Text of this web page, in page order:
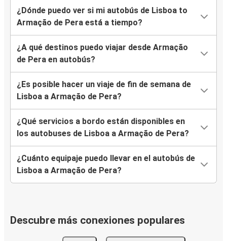
¿Dónde puedo ver si mi autobús de Lisboa to
Armação de Pera está a tiempo?
¿A qué destinos puedo viajar desde Armação
de Pera en autobús?
¿Es posible hacer un viaje de fin de semana de
Lisboa a Armação de Pera?
¿Qué servicios a bordo están disponibles en
los autobuses de Lisboa a Armação de Pera?
¿Cuánto equipaje puedo llevar en el autobús de
Lisboa a Armação de Pera?
Descubre más conexiones populares